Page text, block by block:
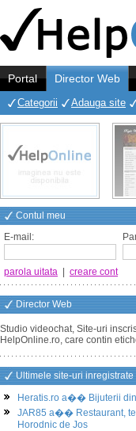
Portal Director Web
Categorii Adauga site
Contul meu
E-mail:
parola uitata creare cont
Director Web
Studio videochat, Site-uri
HelpOnline.ro, care contin
Ultimele site-uri inregistrate
Heratis.ro a�� Bijuterii
JAR85 a�� Restaurant,
Horodnic de Jos